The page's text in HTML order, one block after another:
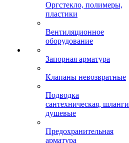
Оргстекло, полимеры,
пластики
Вентиляционное
оборудование
Запорная арматура
Клапаны невозвратные
Подводка
сантехническая, шланги
душевые
Предохранительная
арматура